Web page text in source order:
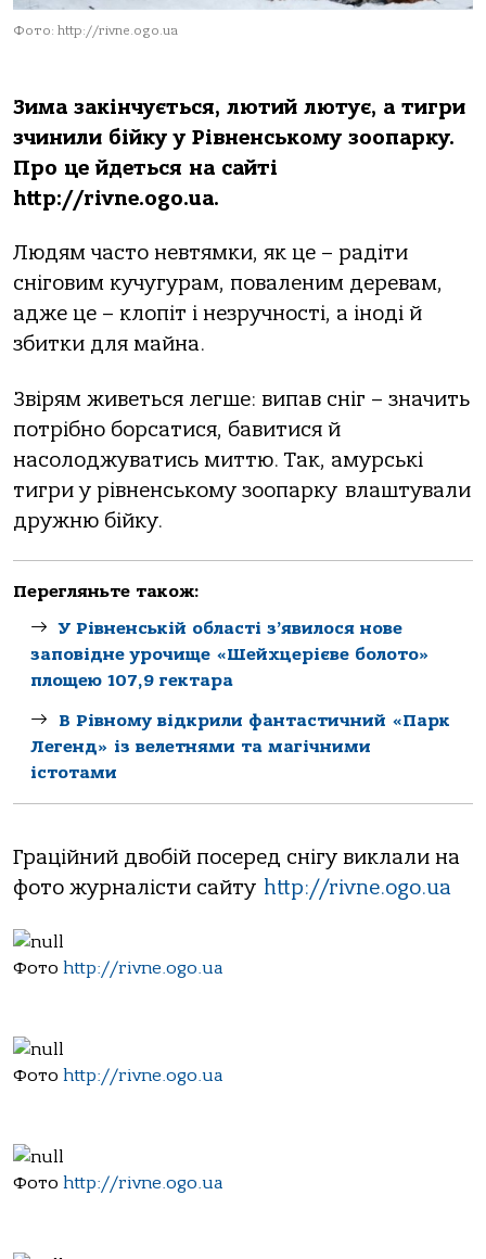
Фото: http://rivne.ogo.ua
Зима закінчується, лютий лютує, а тигри
зчинили бійку у Рівненському зоопарку.
Про це йдеться на сайті
http://rivne.ogo.ua.
Людям часто невтямки, як це – радіти
сніговим кучугурам, поваленим деревам,
адже це – клопіт і незручності, а іноді й
збитки для майна.
Звірям живеться легше: випав сніг – значить
потрібно борсатися, бавитися й
насолоджуватись миттю. Так, амурські
тигри у рівненському зоопарку влаштували
дружню бійку.
Перегляньте також:
У Рівненській області з’явилося нове
заповідне урочище «Шейхцерієве болото»
площею 107,9 гектара
В Рівному відкрили фантастичний «Парк
Легенд» із велетнями та магічними
істотами
Граційний двобій посеред снігу виклали на
фото журналісти сайту http://rivne.ogo.ua
Фото http://rivne.ogo.ua
Фото http://rivne.ogo.ua
Фото http://rivne.ogo.ua